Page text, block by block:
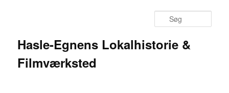
Hasle-Egnens Lokalhistorie &
Filmværksted